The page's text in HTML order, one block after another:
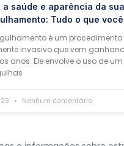
a saúde e aparência da
Tudo o que
é um procedimento
invasivo que vem
anos. Ele envolve o uso de
Nenhum comentário